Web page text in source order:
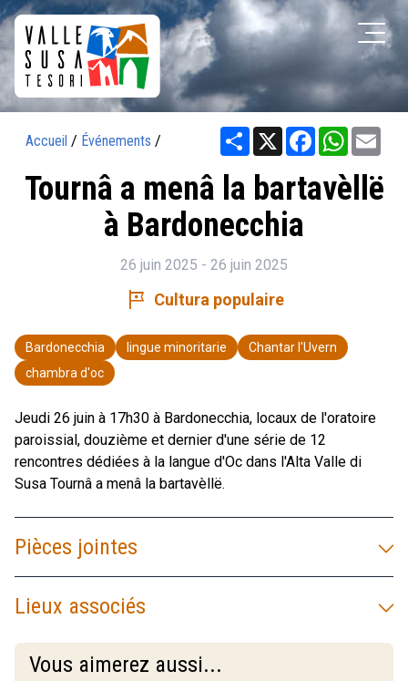
Accueil / Événements / Share X Facebook
Tournâ a menâ la bartavèllë
à Bardonecchia
26 juin 2025 - 26 juin 2025
tour Cultura populaire
Bardonecchia lingue minoritarie
Chantar l'Uvern
chambra d'oc
Jeudi 26 juin à 17h30 à Bardonecchia, locaux de l'oratoire
paroissial, douzième et dernier d'une série de 12
rencontres dédiées à la langue d'Oc dans l'Alta Valle di
Susa Tournâ a menâ la bartavèllë.
Pièces jointes
Lieux associés
Vous aimerez aussi...